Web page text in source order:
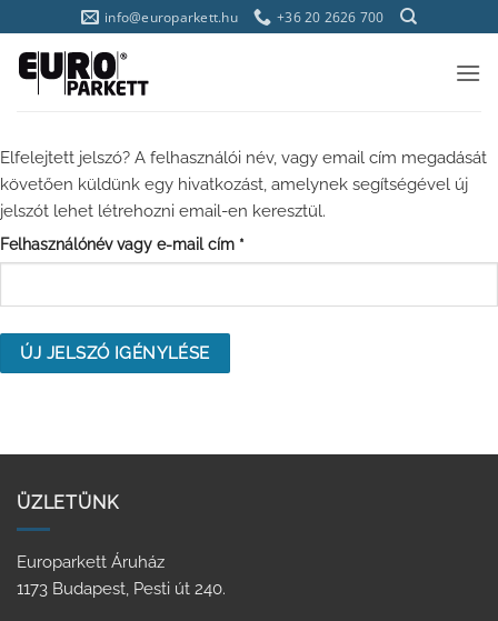
to
content
info@europarkett.hu +36 20 2626 700
Elfelejtett jelszó? A felhasználói név, vagy email cím megadását
követően küldünk egy hivatkozást, amelynek segítségével új
jelszót lehet létrehozni email-en keresztül.
Felhasználónév vagy e-mail cím *
ÚJ JELSZÓ IGÉNYLÉSE
ÜZLETÜNK
Europarkett Áruház
1173 Budapest, Pesti út 240.